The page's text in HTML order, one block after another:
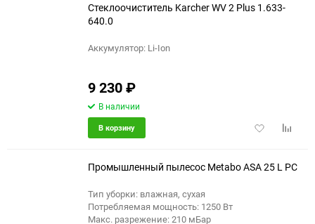
Стеклоочиститель Karcher WV 2 Plus 1.633-
640.0
Аккумулятор: Li-Ion
9 230₽
В наличии
Добавить
В корзину
Промышленный пылесос Metabo ASA 25 L PC
Тип уборки: влажная, сухая
Потребляемая мощность: 1250 Вт
Макс. разрежение: 210 мБар